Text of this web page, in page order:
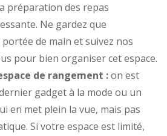
préparation des repas
Ne gardez que
portée de main et suivez nos
pour bien organiser cet espace.
de rangement :on est
gadget à la mode ou un
en met plein la vue, mais pas
Si votre espace est limité,